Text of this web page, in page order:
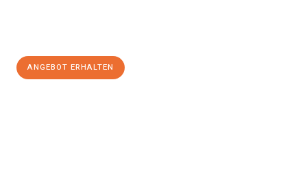
ANGEBOT ERHALTEN